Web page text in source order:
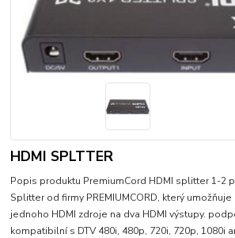
HDMI SPLTTER
Popis produktu PremiumCord HDMI splitter 1-2
Splitter od firmy PREMIUMCORD, který
jednoho HDMI zdroje na dva HDMI výstupy.
kompatibilní s DTV 480i, 480p, 720i, 720p, 1080i